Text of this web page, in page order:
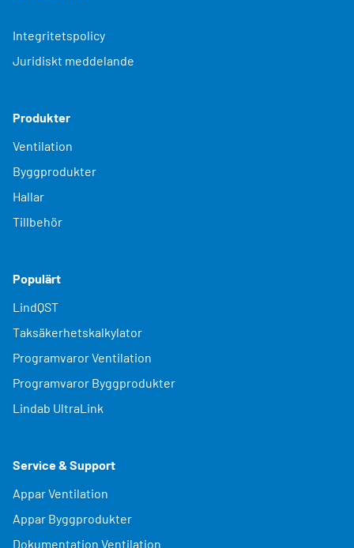
Integritetspolicy
Juridiskt meddelande
Produkter
Ventilation
Byggprodukter
Hallar
Tillbehör
Populärt
LindQST
Taksäkerhetskalkylator
Programvaror Ventilation
Programvaror Byggprodukter
Lindab UltraLink
Service & Support
Appar Ventilation
Appar Byggprodukter
Dokumentation Ventilation